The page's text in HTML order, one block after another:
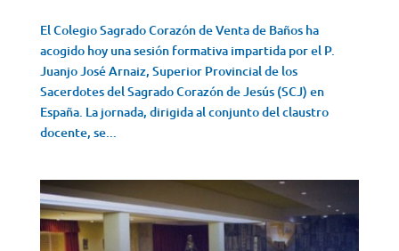
El Colegio Sagrado Corazón de Venta de Baños ha
acogido hoy una sesión formativa impartida por el P.
Juanjo José Arnaiz, Superior Provincial de los
Sacerdotes del Sagrado Corazón de Jesús (SCJ) en
España. La jornada, dirigida al conjunto del claustro
docente, se...